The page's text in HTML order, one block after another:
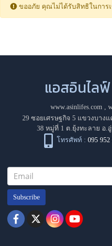
ขออภัย คุณไม่ได้รับสิทธิในการ
แอสอินไล
www.asinlifes.com,
29 ซอยเศรษฐกิจ 5 แขวงบางแ
38 หมู่ที่ 1 ต.ยุ้งทะลาย อ.
โทรศัพท์ : 095 952
Subscribe